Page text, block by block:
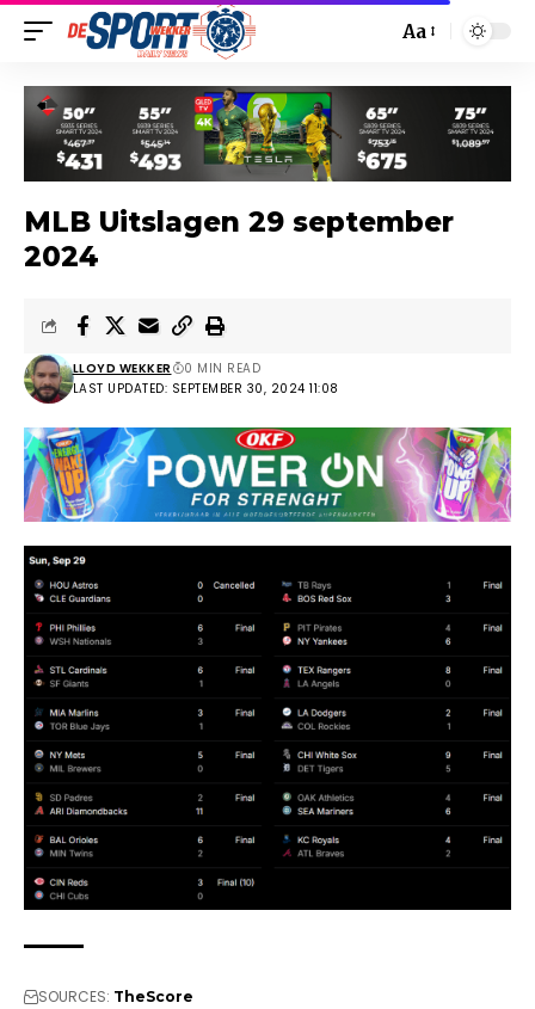
Aa
MLB Uitslagen 29 september
2024
LAST UPDATED: SEPTEMBER 30, 2024 11:08
LLOYD WEKKER 0 MIN READ
SOURCES: TheScore